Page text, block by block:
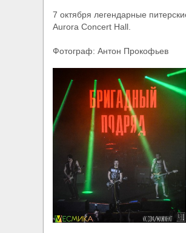
7 октября легендарные
Aurora Concert Hall.
Фотограф: Антон Прокофьев